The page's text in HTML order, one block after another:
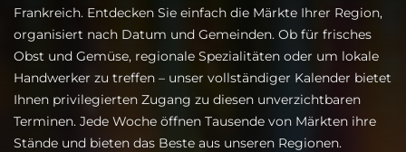
Frankreich. Entdecken Sie einfach die Märkte Ihrer Region,
organisiert nach Datum und Gemeinden. Ob für frisches
Obst und Gemüse, regionale Spezialitäten oder um lokale
Handwerker zu treffen – unser vollständiger Kalender bietet
Ihnen privilegierten Zugang zu diesen unverzichtbaren
Terminen. Jede Woche öffnen Tausende von Märkten ihre
Stände und bieten das Beste aus unseren Regionen.